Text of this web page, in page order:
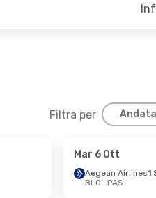
Filtra per
Mar 6 Ott
Aegean Airlines1
BLQ- PAS